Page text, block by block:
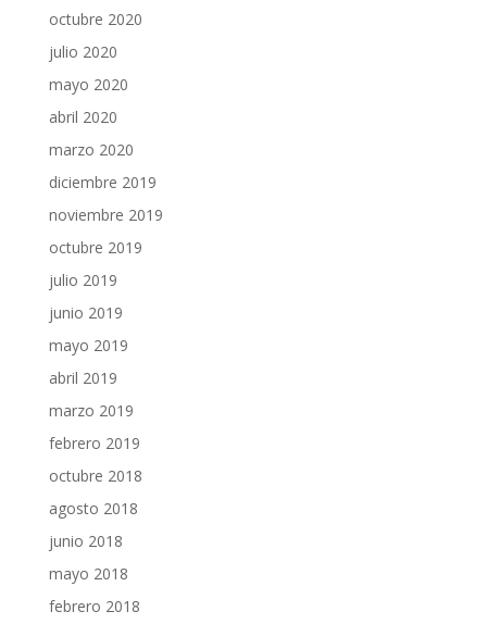
octubre 2020
julio 2020
mayo 2020
abril 2020
marzo 2020
diciembre 2019
noviembre 2019
octubre 2019
julio 2019
junio 2019
mayo 2019
abril 2019
marzo 2019
febrero 2019
octubre 2018
agosto 2018
junio 2018
mayo 2018
febrero 2018